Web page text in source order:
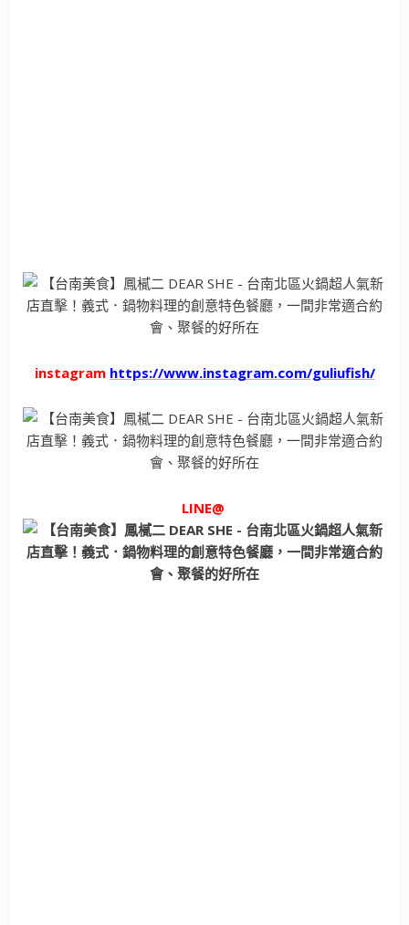
instagram https://www.instagram.com/guliufish/
LINE@